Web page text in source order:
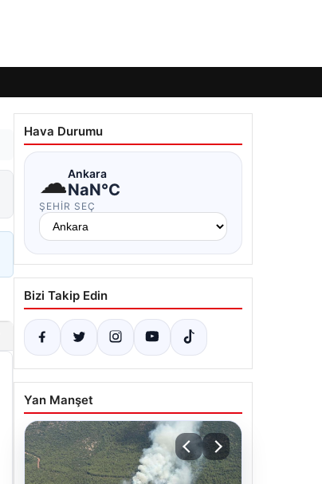
Hava Durumu
☁Ankara
NaN°C
ŞEHIR SEÇ
Bizi Takip Edin
Yan Manşet